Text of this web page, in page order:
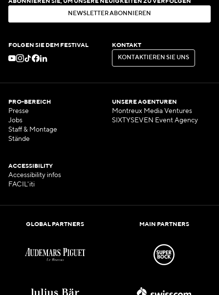
ABONNIEREN SIE, UM UNSERE NEUIGKEITEN ZU VERFOLGEN
N EWSLET ERABON N EREN
FOLGEN SIE DEM FESTIVAL KONTAKT
KON AKT EREN SI E UN S
KONTAKTIERENSIEUNS
PRO-BEREICH
Presse
Jobs
Staff & Montage
Stände
UNSERE AGENTUREN
Montreux Media Ventures
SIXTYSEVEN Event Agency
ACCESSIBILITY
Accessibility infos
FACIL'iti
GLOBAL PARTNERS MAIN PARTNERS